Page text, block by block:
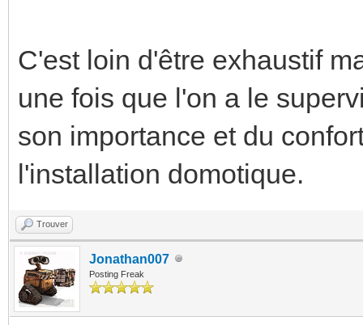
C'est loin d'être exhaustif
une fois que l'on a le
son importance et du
l'installation domotique.
Trouver
Jonathan007
Posting Freak